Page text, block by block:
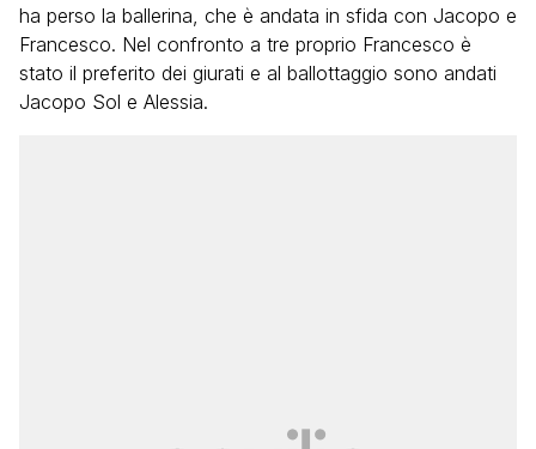
ha perso la ballerina, che è andata in sfida con Jacopo e
Francesco. Nel confronto a tre proprio Francesco è
stato il preferito dei giurati e al ballottaggio sono andati
Jacopo Sol e Alessia.